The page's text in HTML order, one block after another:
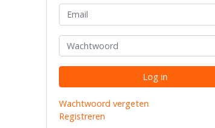
Log in
Wachtwoord vergeten
Registreren